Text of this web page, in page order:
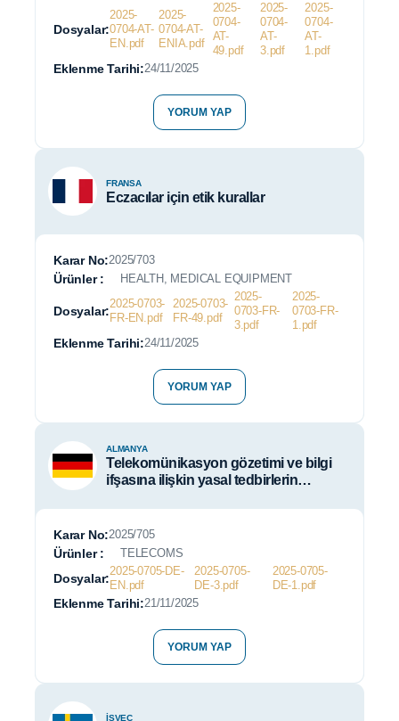
Dosyalar:
2025-
0704-AT-
EN.pdf
2025-
0704-AT-
ENIA.pdf
2025-
0704-
AT-
49.pdf
2025-
0704-
AT-
3.pdf
2025-
0704-
AT-
1.pdf
Eklenme Tarihi:24/11/2025
YORUM YAP
FRANSA
Eczacılar için etik kurallar
Karar No:2025/703
Ürünler : HEALTH, MEDICAL EQUIPMENT
Dosyalar:
2025-0703-
FR-EN.pdf
2025-0703-
FR-49.pdf
2025-
0703-FR-
3.pdf
2025-
0703-FR-
1.pdf
Eklenme Tarihi:24/11/2025
YORUM YAP
ALMANYA
Telekomünikasyon gözetimi ve bilgi
ifşasına ilişkin yasal tedbirlerin
Karar No:2025/705
Ürünler : TELECOMS
Dosyalar:
2025-0705-DE-
EN.pdf
2025-0705-
DE-3.pdf
2025-0705-
DE-1.pdf
Eklenme Tarihi:21/11/2025
YORUM YAP
İSVEÇ